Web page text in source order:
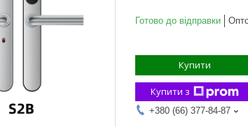
Готово до відправки
Купити
Купити з
+380 (66) 377-84-87